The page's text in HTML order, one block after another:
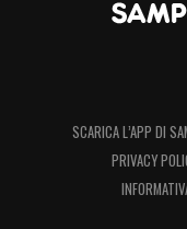
SCARICA L’APP DI
PRIVACY